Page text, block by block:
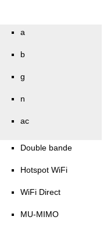
a
b
g
n
ac
Double bande
Hotspot WiFi
WiFi Direct
MU-MIMO